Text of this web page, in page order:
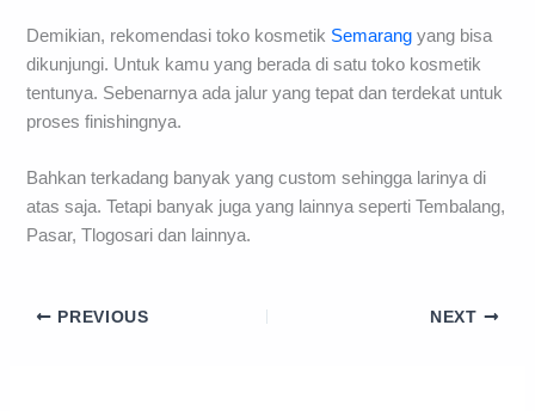
Demikian, rekomendasi toko kosmetik Semarang yang bisa
dikunjungi. Untuk kamu yang berada di satu toko kosmetik
tentunya. Sebenarnya ada jalur yang tepat dan terdekat untuk
proses finishingnya.
Bahkan terkadang banyak yang custom sehingga larinya di
atas saja. Tetapi banyak juga yang lainnya seperti Tembalang,
Pasar, Tlogosari dan lainnya.
PREVIOUS NEXT